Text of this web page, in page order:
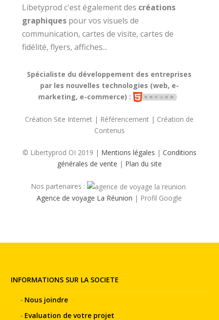
Libetyprod c'est également des créations
graphiquespour vos visuels de
communication, cartes de visite, cartes de
fidélité, flyers, affiches...
Spécialiste du développement des entreprises
par les nouvelles technologies (web, e-
marketing, e-commerce) :
Création Site Internet | Référencement | Création de
Contenus
© Libertyprod OI 2019 | Mentions légales | Conditions
générales de vente | Plan du site
Nos partenaires :
Agence de voyage La Réunion | Profil Google
INFORMATIONS SUR LA SOCIETE
Nous joindre
Evaluation de votre projet